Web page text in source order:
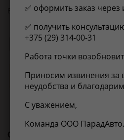
EAN-13:
Применимость
Нет информации о применимости
✅ оформить заказ через
✅ получить
+375 (29) 314-00-31
Работа точки
Приносим извинения за
неудобства и
С уважением,
Команда ООО ПарадАвто.